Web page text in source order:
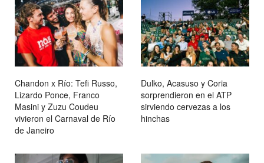
Chandon x Río: Tefi Russo,
Lizardo Ponce, Franco
Masini y Zuzu Coudeu
vivieron el Carnaval de Río
de Janeiro
Dulko, Acasuso y Coria
sorprendieron en el ATP
sirviendo cervezas a los
hinchas